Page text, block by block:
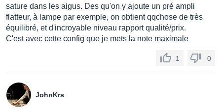
sature dans les aigus. Des qu'on y ajoute un pré ampli
flatteur, à lampe par exemple, on obtient qqchose de très
équilibré, et d'incroyable niveau rapport qualité/prix.
C'est avec cette config que je mets la note maximale
1 0
JohnKrs